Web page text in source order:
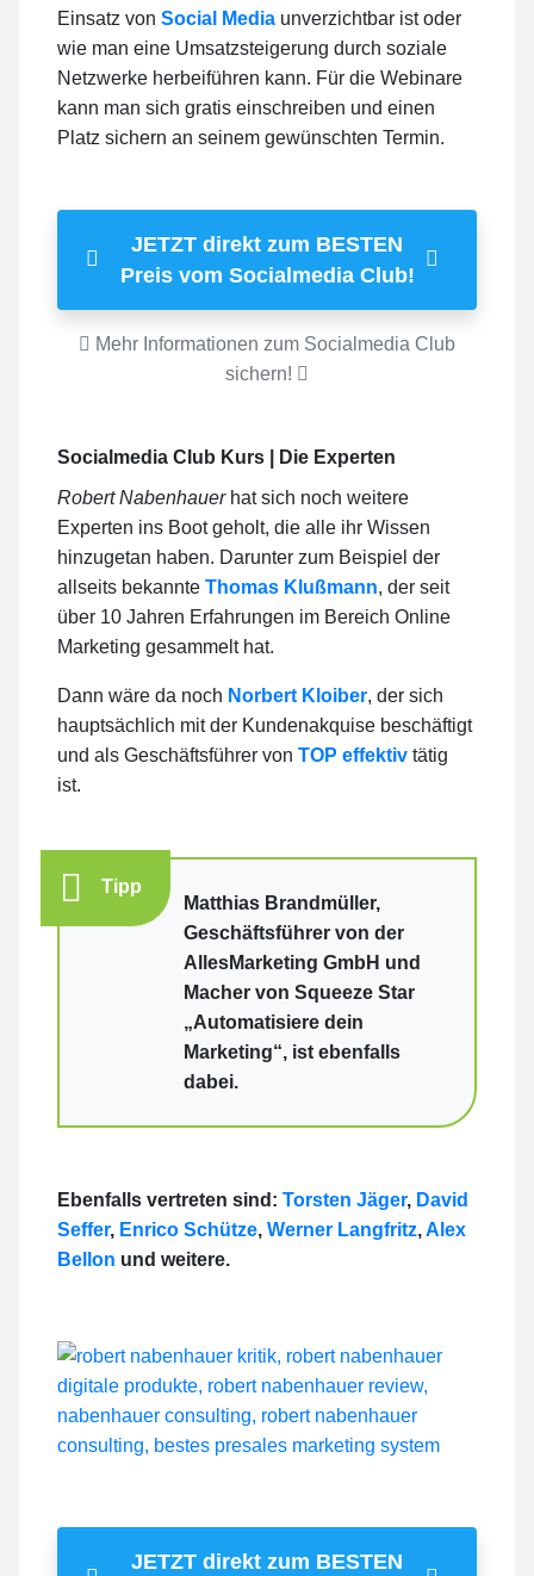
Einsatz von Social Media unverzichtbar ist oder
wie man eine Umsatzsteigerung durch soziale
Netzwerke herbeiführen kann. Für die Webinare
kann man sich gratis einschreiben und einen
Platz sichern an seinem gewünschten Termin.
JETZT direkt zum BESTEN
Preis vom Socialmedia Club!
Mehr Informationen zum Socialmedia Club
sichern!
Socialmedia Club Kurs | Die Experten
Robert Nabenhauerhat sich noch weitere
Experten ins Boot geholt, die alle ihr Wissen
hinzugetan haben. Darunter zum Beispiel der
allseits bekannte Thomas Klußmann, der seit
über 10 Jahren Erfahrungen im Bereich Online
Marketing gesammelt hat.
Dann wäre da noch Norbert Kloiber, der sich
hauptsächlich mit der Kundenakquise beschäftigt
und als Geschäftsführer von TOP effektiv tätig
ist.
Tipp
Matthias Brandmüller,
Geschäftsführer von der
AllesMarketing GmbH und
Macher von Squeeze Star
„Automatisiere dein
Marketing“, ist ebenfalls
dabei.
Ebenfalls vertreten sind: Torsten Jäger, David
Seffer, Enrico Schütze, Werner Langfritz,Alex
Bellon und weitere.
JETZT direkt zum BESTEN